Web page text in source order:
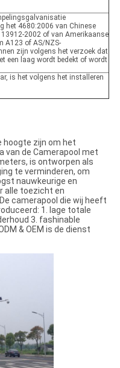
het 4680:2006 van Chinese
2002 of van Amerikaanse
A123 of AS/NZS-
zijn volgens het verzoek dat
een laag wordt bedekt of wordt
is het volgens het installeren
hoogte zijn om het
van de Camerapool met
is ontworpen als
te verminderen, om
nauwkeurige en
alle toezicht en
camerapool die wij heeft
1. lage totale
3. fashinable
& OEM is de dienst